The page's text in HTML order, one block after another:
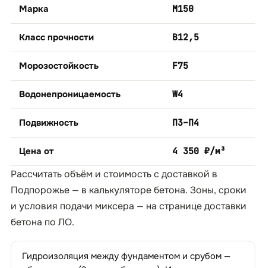
Марка М150
Класс прочности B12,5
Морозостойкость F75
Водонепроницаемость W4
Подвижность П3–П4
Цена от 4 350 ₽/м³
Рассчитать объём и стоимость с доставкой в
Подпорожье — в калькуляторе бетона. Зоны, сроки
и условия подачи миксера — на страницедоставки
бетона по ЛО.
Гидроизоляция между фундаментом и срубом —